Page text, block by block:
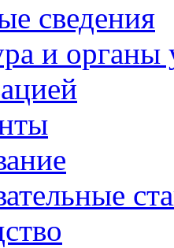
сведения
и органы